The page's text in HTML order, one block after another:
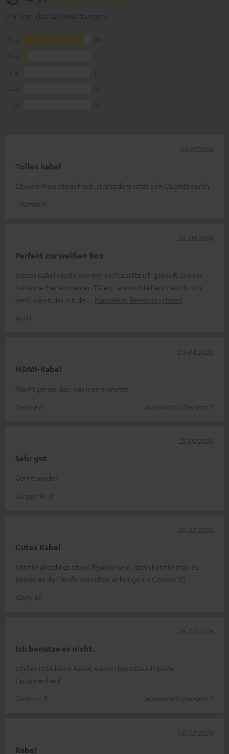
Tolles kabel
Obwohl Preis etwas hoch ist,trozdem setzt sich Qualität durch
Thomas P.
09.07.2026
Perfekt zur weißen Box
Dieses Kabel wurde von mir noch zusätzlich gekauft, um die
Lautsprecher an meinen TV etc. anzuschließen, natürlich in
weiß, damit das mit de
Komplette Bewertung lesen
Kai U.
06.05.2026
HDMI-Kabel
Macht genau das, was man erwartet
Sandra H.
(automatisch übersetzt *)
24.04.2026
Sehr gut
Gerne wieder
Jürgen W. B.
25.03.2026
Gutes Kabel
Könnte allerdings etwas flexibler sein, dann könnte man es
besser an der Teufel Soundbar anbringen. ( Cinebar 11)
Garry W.
26.02.2026
Ich benutze es nicht.
Ich benutze keine Kabel, warum benutze ich keine
Lautsprecher?
Tadeusz P.
(automatisch übersetzt *)
26.02.2026
Kabel
08.02.2026